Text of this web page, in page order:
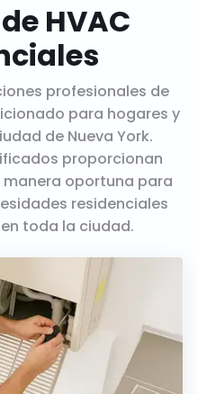
HVAC
profesionales de
para hogares y
de Nueva York.
proporcionan
oportuna para
residenciales
toda la ciudad.